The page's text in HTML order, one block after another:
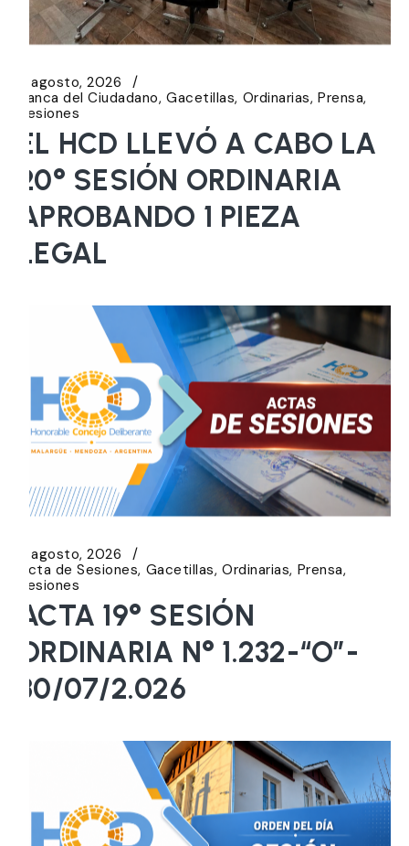
6 agosto, 2026
Banca del Ciudadano Gacetillas Ordinarias Prensa
Sesiones
EL HCD LLEVÓ A CABO LA
20° SESIÓN ORDINARIA
APROBANDO 1 PIEZA
LEGAL
5 agosto, 2026
Acta de Sesiones Gacetillas Ordinarias Prensa
Sesiones
ACTA 19° SESIÓN
ORDINARIA N° 1.232-“O”-
30/07/2.026